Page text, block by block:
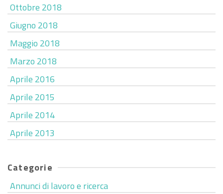
Ottobre 2018
Giugno 2018
Maggio 2018
Marzo 2018
Aprile 2016
Aprile 2015
Aprile 2014
Aprile 2013
Categorie
Annunci di lavoro e ricerca